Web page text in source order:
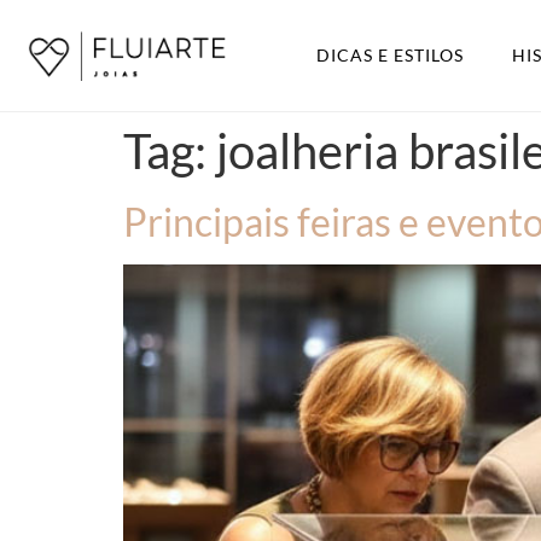
DICAS E ESTILOS
Tag: joalheria
Principais feiras e